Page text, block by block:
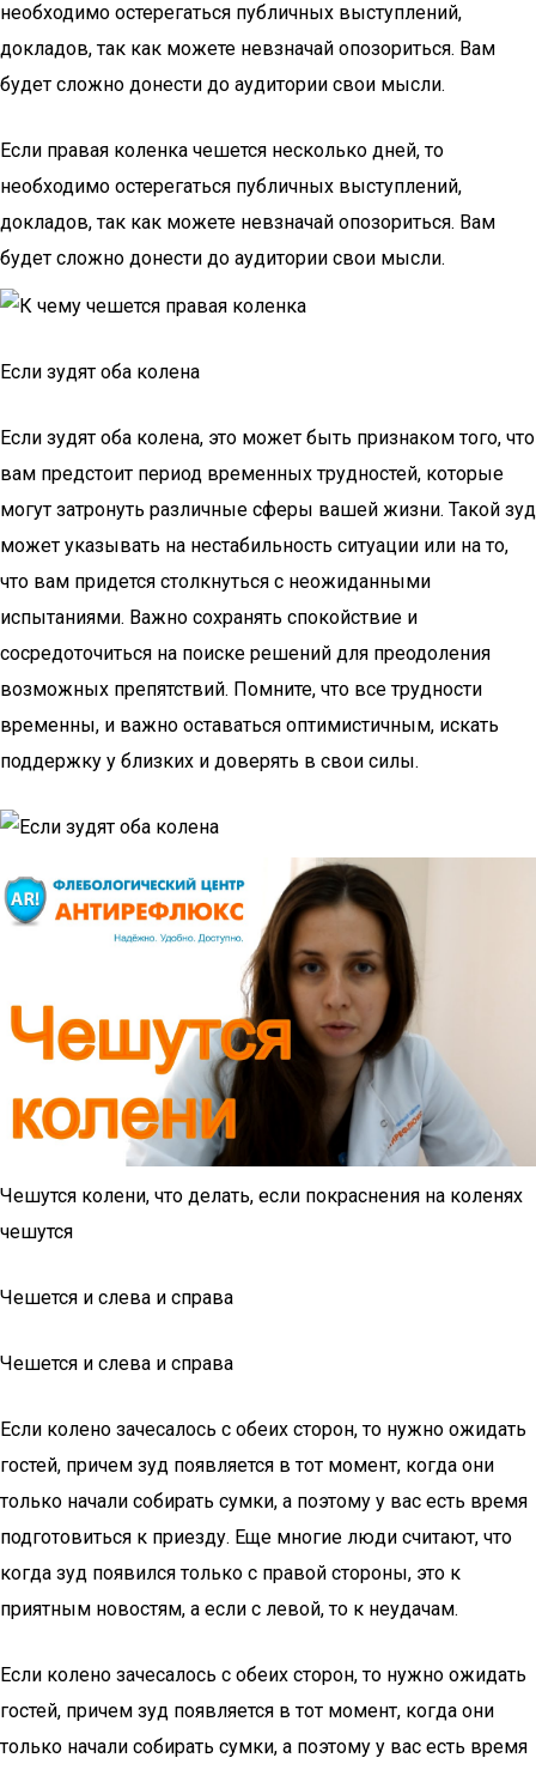
необходимо остерегаться публичных выступлений,
докладов, так как можете невзначай опозориться. Вам
будет сложно донести до аудитории свои мысли.
Если правая коленка чешется несколько дней, то
необходимо остерегаться публичных выступлений,
докладов, так как можете невзначай опозориться. Вам
будет сложно донести до аудитории свои мысли.
Если зудят оба колена
Если зудят оба колена, это может быть признаком того, что
вам предстоит период временных трудностей, которые
могут затронуть различные сферы вашей жизни. Такой зуд
может указывать на нестабильность ситуации или на то,
что вам придется столкнуться с неожиданными
испытаниями. Важно сохранять спокойствие и
сосредоточиться на поиске решений для преодоления
возможных препятствий. Помните, что все трудности
временны, и важно оставаться оптимистичным, искать
поддержку у близких и доверять в свои силы.
Чешутся колени, что делать, если покраснения на коленях
чешутся
Чешется и слева и справа
Чешется и слева и справа
Если колено зачесалось с обеих сторон, то нужно ожидать
гостей, причем зуд появляется в тот момент, когда они
только начали собирать сумки, а поэтому у вас есть время
подготовиться к приезду. Еще многие люди считают, что
когда зуд появился только с правой стороны, это к
приятным новостям, а если с левой, то к неудачам.
Если колено зачесалось с обеих сторон, то нужно ожидать
гостей, причем зуд появляется в тот момент, когда они
только начали собирать сумки, а поэтому у вас есть время